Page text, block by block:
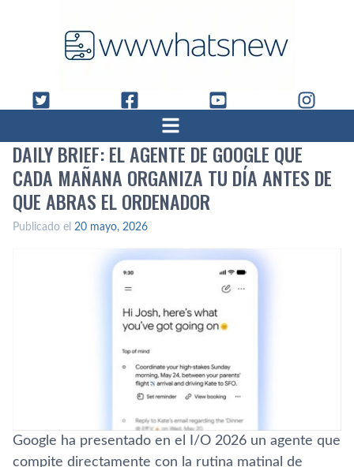
DAILY BRIEF: EL AGENTE DE GOOGLE QUE
CADA MAÑANA ORGANIZA TU DÍA ANTES DE
QUE ABRAS EL ORDENADOR
Publicado el 20 mayo, 2026
Google ha presentado en el I/O 2026 un agente que
compite directamente con la rutina matinal de